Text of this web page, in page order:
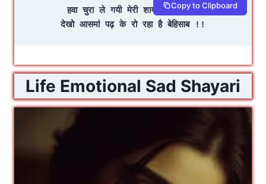
हवा चुरा ले गयी मेरी शायरी की किताब
देखो आसमां पढ़ के रो रहा है बेहिसाब !!
Copy to Clipboard
Life Emotional Sad Shayari